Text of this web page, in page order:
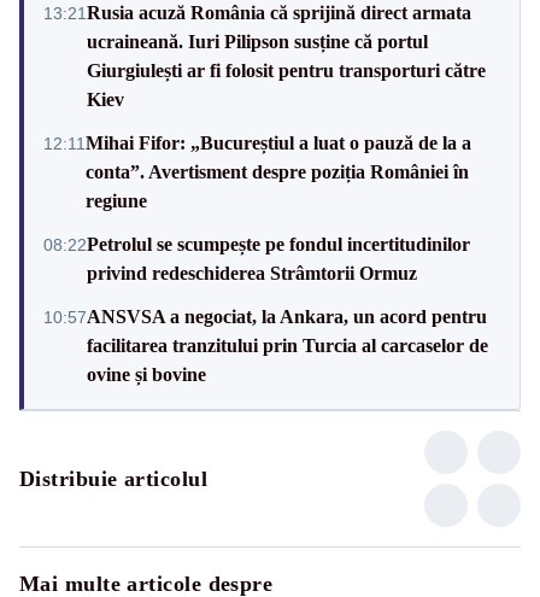
13:21Rusia acuză România că sprijină direct armata
ucraineană. Iuri Pilipson susține că portul
Giurgiulești ar fi folosit pentru transporturi către
Kiev
12:11Mihai Fifor: „Bucureștiul a luat o pauză de la a
conta”. Avertisment despre poziția României în
regiune
08:22Petrolul se scumpește pe fondul incertitudinilor
privind redeschiderea Strâmtorii Ormuz
10:57ANSVSA a negociat, la Ankara, un acord pentru
facilitarea tranzitului prin Turcia al carcaselor de
ovine și bovine
Distribuie articolul
Mai multe articole despre